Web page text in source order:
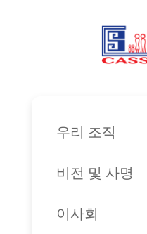
우리 조직
비전 및 사명
이사회